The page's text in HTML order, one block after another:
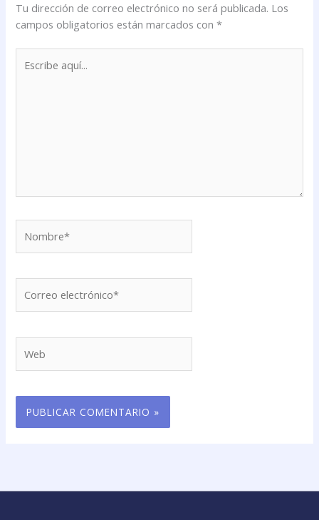
Tu dirección de correo electrónico no será publicada. Los
campos obligatorios están marcados con*
aquí...
electrónico*